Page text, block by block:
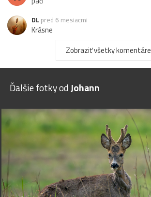
DL pred 6 mesiacmi
Krásne
pred 6 mesiacmi
paráda !
I Ivana-Spred 6 mesiacmi
krásná fotka
Echinocactuspred 6 mesiacmi
Krásna !
pred 6 mesiacmi
Fešanda! A že sa nebojí! Asi má hlad
Loxodontapred 6 mesiacmi
Zobraziť všetky komentáre
Ďalšie fotky odJohann